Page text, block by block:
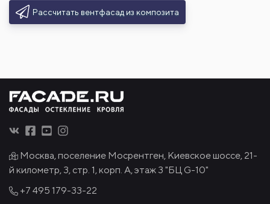
Рассчитать вентфасад из композита
Москва, поселение Мосрентген, Киевское шоссе, 21-
й километр, 3, стр. 1, корп. А, этаж 3 "БЦ G-10"
+7 495 179-33-22